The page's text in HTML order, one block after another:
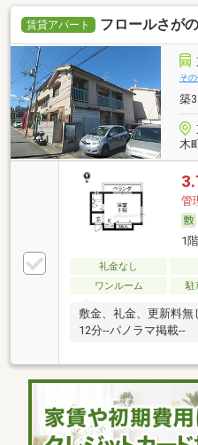
賃貸アパート フロールさがの
そ
築
木
管
1
礼金なし
ワンルーム
駐
敷金、礼金、更新料
12分--パノラマ掲載--